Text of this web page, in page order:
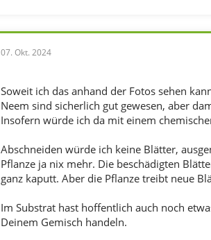
07. Okt. 2024
Soweit ich das anhand der Fotos sehen
Neem sind sicherlich gut gewesen, aber
Insofern würde ich da mit einem
Abschneiden würde ich keine Blätter,
Pflanze ja nix mehr. Die beschädigten
ganz kaputt. Aber die Pflanze treibt neue
Im Substrat hast hoffentlich auch noch
Deinem Gemisch handeln.